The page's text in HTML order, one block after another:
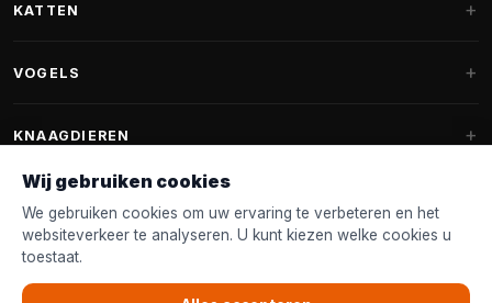
Fantail hondenmanden
Halsband & Lijn
Shampoo & Verzorging
KATTEN
Krabpalen voor Maine Coon
Krabpaal onderdelen
Krabtonnen
Kattenmanden
VOGELS
Voederhuisjes
Nestkastjes & Nesting
Tuinvogelvoer
KNAAGDIEREN
Konijnenvoer
Knaagdierenvoer
Accessoires
FANTAIL
KLANTENSERVICE
Wij gebruiken cookies
We gebruiken cookies om uw ervaring te verbeteren en het
websiteverkeer te analyseren. U kunt kiezen welke cookies u
toestaat.